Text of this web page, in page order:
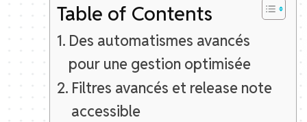
Table of Contents
Des automatismes avancés
pour une gestion optimisée
Filtres avancés et release note
accessible